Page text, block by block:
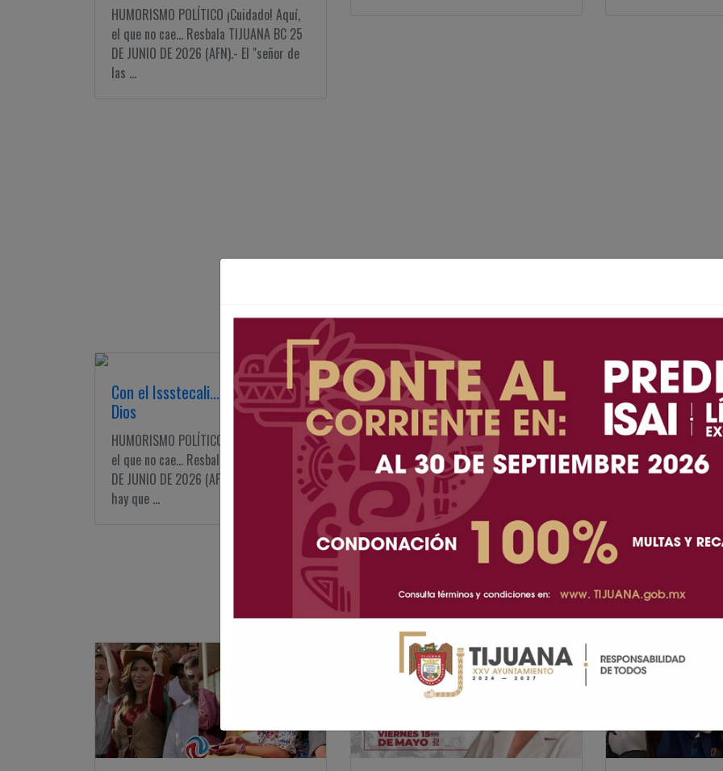
HUMORISMO POLÍTICO ¡Cuidado! Aquí,
el que no cae... Resbala TIJUANA BC 25
DE JUNIO DE 2026 (AFN).- El "señor de
las ...
Con el Issstecali... a rogarle a
Dios
HUMORISMO POLÍTICO ¡Cuidado! Aquí,
el que no cae... Resbala TIJUANA BC 6
DE JUNIO DE 2026 (AFN).- Ahora sí que
hay que ...
El a veces sí... y el a veces no de
la presidenta
HUMORISMO POLÍTICO ¡Cuidado! Aquí,
el que no cae... Resbala TIJUANA BC 23
DE MAYO DE 2026 (AFN).- ¿Qué tal ...
HUMORISMO
...